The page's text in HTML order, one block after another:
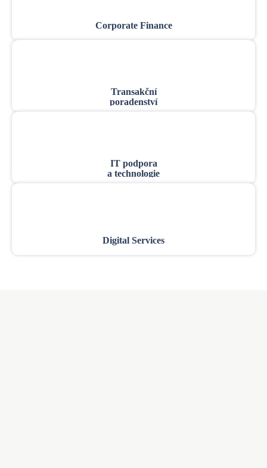
Corporate Finance
Transakční
poradenství
IT podpora
a technologie
Digital Services